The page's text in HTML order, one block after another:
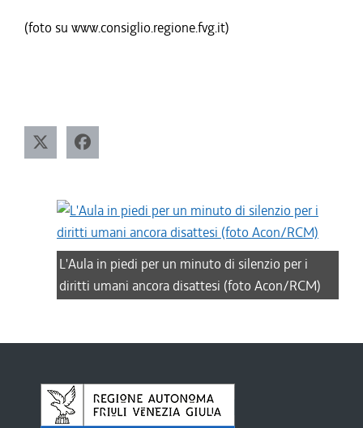
(foto su www.consiglio.regione.fvg.it)
L'Aula in piedi per un minuto di silenzio per i
diritti umani ancora disattesi (foto Acon/RCM)